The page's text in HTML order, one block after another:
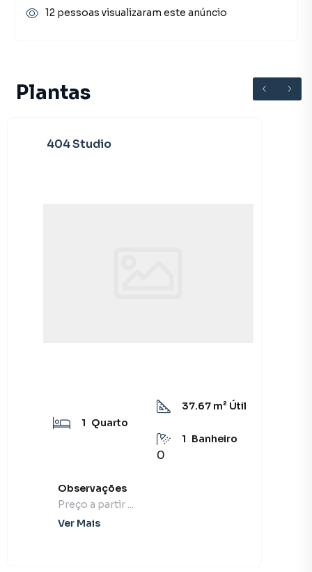
Plantas
404 Studio
1 Quarto
37.67 m² Útil
1 Banheiro
0
Observações
Preço a partir ...
Ver Mais
12 pessoas visualizaram este anúncio